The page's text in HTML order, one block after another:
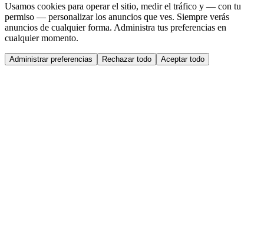
Usamos cookies para operar el sitio, medir el tráfico y — con tu
permiso — personalizar los anuncios que ves. Siempre verás
anuncios de cualquier forma. Administra tus preferencias en
cualquier momento.
Administrar preferencias Rechazar todo Aceptar todo